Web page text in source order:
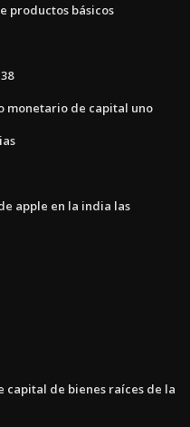
productos básicos
monetario de capital uno
apple en la india las
capital de bienes raíces de la